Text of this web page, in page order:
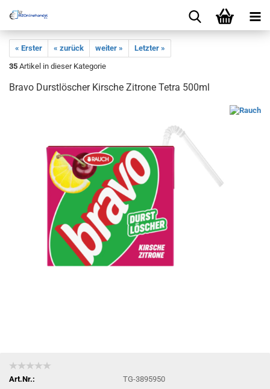
« Erster « zurück weiter »
Letzter »
35 Artikel in dieser Kategorie
Bravo Durstlöscher Kirsche Zitrone Tetra 500ml
Art.Nr.:
TG-3895950